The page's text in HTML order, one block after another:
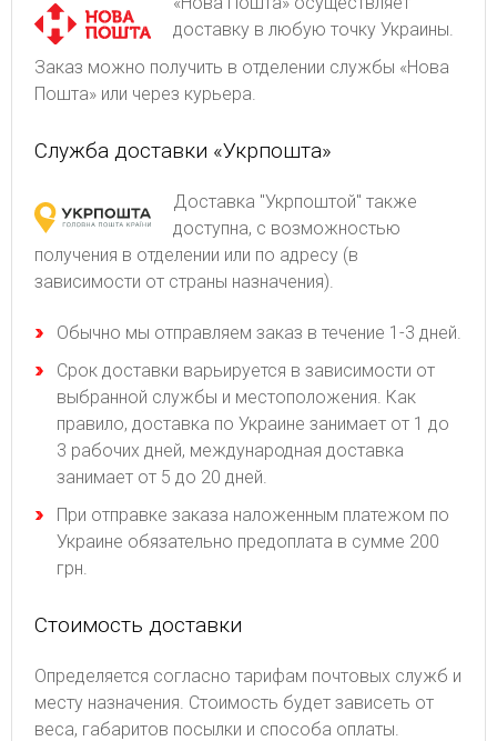
доставку в любую точку Украины.
Заказ можно получить в отделении службы «Нова
Пошта» или через курьера.
Служба доставки «Укрпошта»
Доставка "Укрпоштой" также
доступна, с возможностью
получения в отделении или по адресу (в
зависимости от страны назначения).
Обычно мы отправляем заказ в течение 1-3 дней.
Срок доставки варьируется в зависимости от
выбранной службы и местоположения. Как
правило, доставка по Украине занимает от 1 до
3 рабочих дней, международная доставка
занимает от 5 до 20 дней.
При отправке заказа наложенным платежом по
Украине обязательно предоплата в сумме 200
грн.
Стоимость доставки
Определяется согласно тарифам почтовых служб и
месту назначения. Стоимость будет зависеть от
веса, габаритов посылки и способа оплаты.